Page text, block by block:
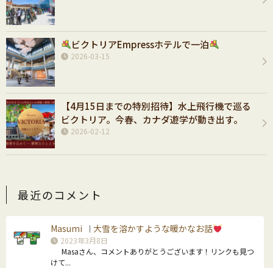
ビクトリアEmpressホテルで一泊
2026-03-15
【4月15日までの特別招待】水上飛行機で巡る
ビクトリア。今春、カナダ遊学が動き出す。
2026-02-12
最近のコメント
Masumi ｜ 大雪を溶かすような暖かなお話
2023年3月8日
Masaさん、コメントありがとうございます！リンクも見つ
けて...